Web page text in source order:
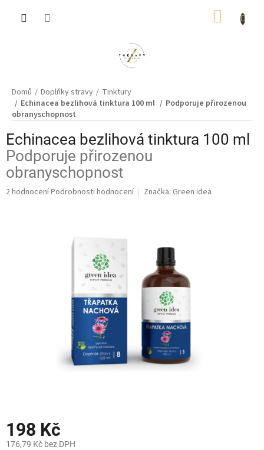
Domů Doplňky stravy
Tinktury
Echinacea bezlihová tinktura 100 ml
Podporuje přirozenou
obranyschopnost
Echinacea bezlihová tinktura 100 ml
Podporuje přirozenou
obranyschopnost
Průměrné
2 hodnoceníPodrobnosti hodnocení Značka: Green idea
198 Kč
176,79 Kč bez DPH